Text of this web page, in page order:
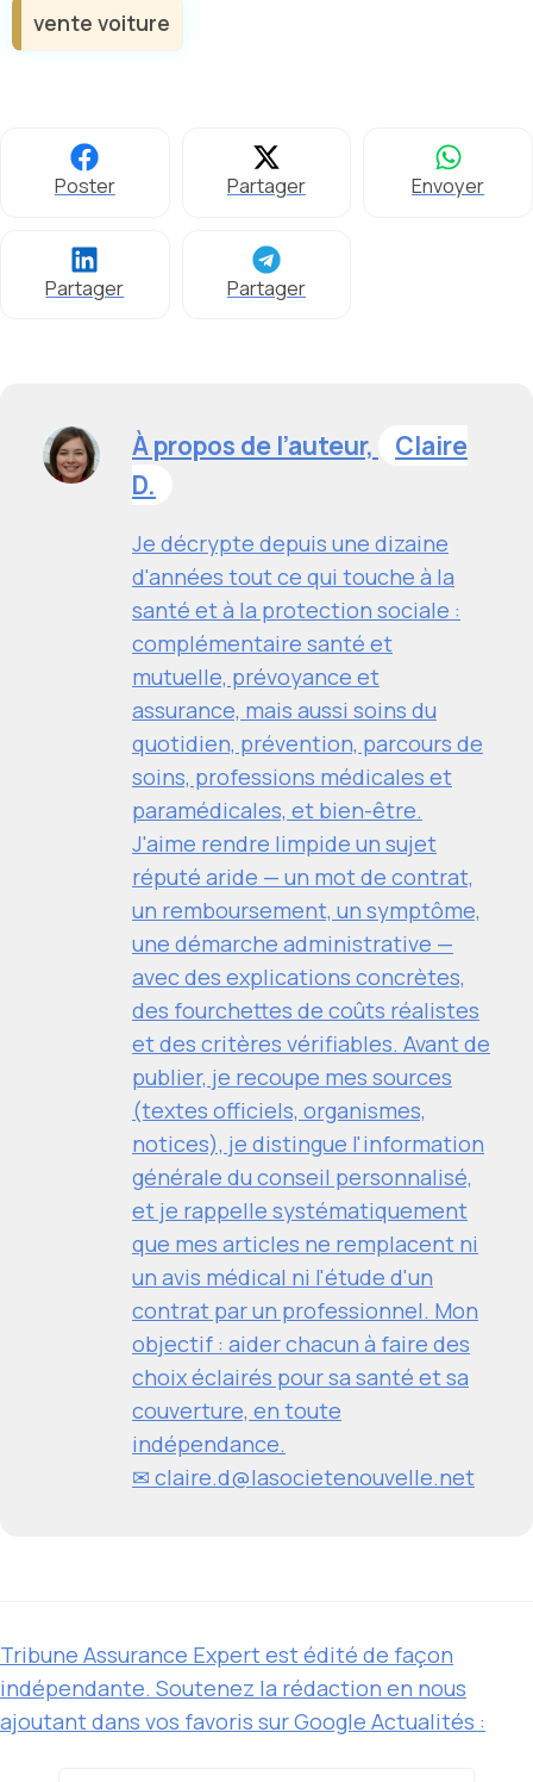
vente voiture
Poster Partager Envoyer
Partager Partager
À propos de l’auteur,
Claire
D.
Je décrypte depuis une dizaine
d'années tout ce qui touche à la
santé et à la protection sociale :
complémentaire santé et
mutuelle, prévoyance et
assurance, mais aussi soins du
quotidien, prévention, parcours de
soins, professions médicales et
paramédicales, et bien-être.
J'aime rendre limpide un sujet
réputé aride — un mot de contrat,
un remboursement, un symptôme,
une démarche administrative —
avec des explications concrètes,
des fourchettes de coûts réalistes
et des critères vérifiables. Avant de
publier, je recoupe mes sources
(textes officiels, organismes,
notices), je distingue l'information
générale du conseil personnalisé,
et je rappelle systématiquement
que mes articles ne remplacent ni
un avis médical ni l'étude d'un
contrat par un professionnel. Mon
objectif : aider chacun à faire des
choix éclairés pour sa santé et sa
couverture, en toute
indépendance.
✉ claire.d@lasocietenouvelle.net
Tribune Assurance Expert est édité de façon
indépendante. Soutenez la rédaction en nous
ajoutant dans vos favoris sur Google Actualités :